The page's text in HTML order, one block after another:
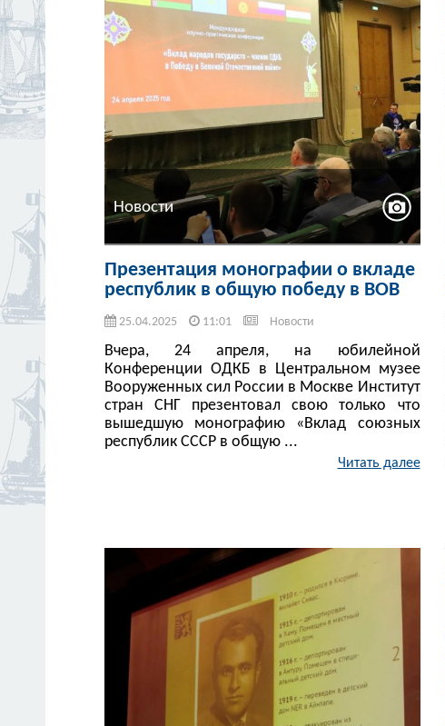
Новости
Презентация монографии о вкладе
республик в общую победу в ВОВ
25.04.2025 11:01 Новости
Вчера, 24 апреля, на юбилейной
Конференции ОДКБ в Центральном музее
Вооруженных сил России в Москве Институт
стран СНГ презентовал свою только что
вышедшую монографию «Вклад союзных
республик СССР в общую ...
Читать далее